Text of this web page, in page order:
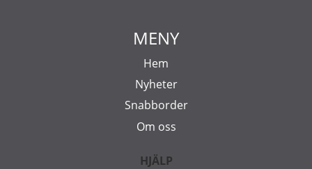
MENY
Hem
Nyheter
Snabborder
Om oss
HJÄLP